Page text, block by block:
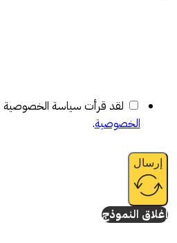
لقد قرأت سياسة الخصوصية
الخصوصية.
إرسال
إغلاق النموذج